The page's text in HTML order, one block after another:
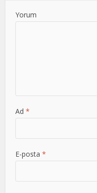
Yorum
Ad*
E-posta*